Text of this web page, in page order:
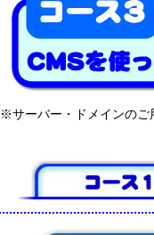
※サーバー・ドメインのご